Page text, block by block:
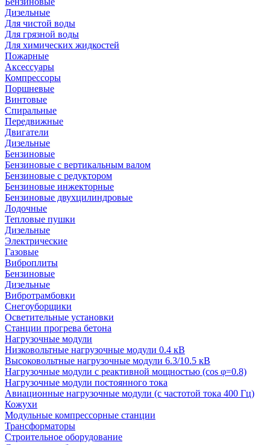
Дизельные
Для чистой воды
Для грязной воды
Для химических жидкостей
Пожарные
Аксессуары
Компрессоры
Поршневые
Винтовые
Спиральные
Передвижные
Двигатели
Дизельные
Бензиновые
Бензиновые с вертикальным валом
Бензиновые с редуктором
Бензиновые инжекторные
Бензиновые двухцилиндровые
Лодочные
Тепловые пушки
Дизельные
Электрические
Газовые
Виброплиты
Бензиновые
Дизельные
Вибротрамбовки
Снегоуборщики
Осветительные установки
Станции прогрева бетона
Нагрузочные модули
Низковольтные нагрузочные модули 0.4 кВ
Высоковольтные нагрузочные модули 6.3/10.5 кВ
Нагрузочные модули с реактивной мощностью (cos φ=0.8)
Нагрузочные модули постоянного тока
Авиационные нагрузочные модули (с частотой тока 400 Гц)
Кожухи
Модульные компрессорные станции
Трансформаторы
Строительное оборудование